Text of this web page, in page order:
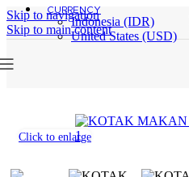
Skip to navigation
Skip to main content
CURRENCY
Indonesia (IDR)
United States (USD)
Click to enlarge